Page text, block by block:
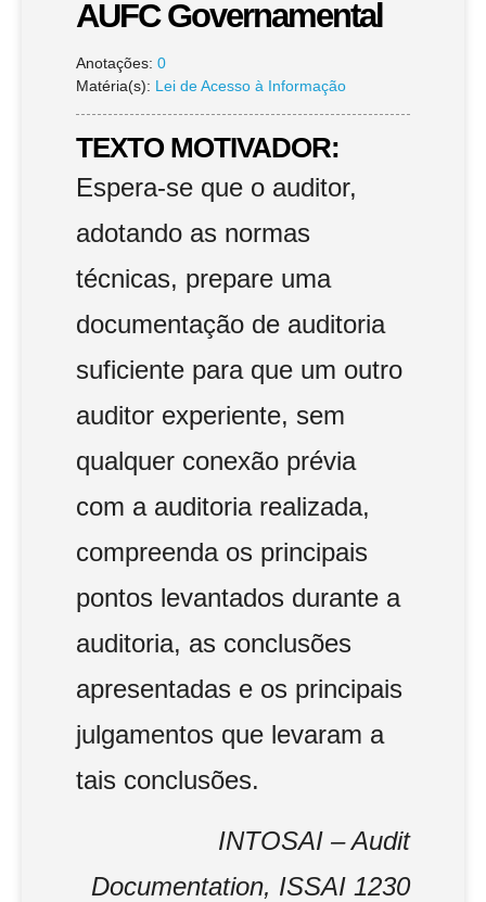
AUFC Governamental
Anotações: 0
Matéria(s): Lei de Acesso à Informação
TEXTO MOTIVADOR:
Espera-se que o auditor,
adotando as normas
técnicas, prepare uma
documentação de auditoria
suficiente para que um outro
auditor experiente, sem
qualquer conexão prévia
com a auditoria realizada,
compreenda os principais
pontos levantados durante a
auditoria, as conclusões
apresentadas e os principais
julgamentos que levaram a
tais conclusões.
INTOSAI – Audit
Documentation, ISSAI 1230